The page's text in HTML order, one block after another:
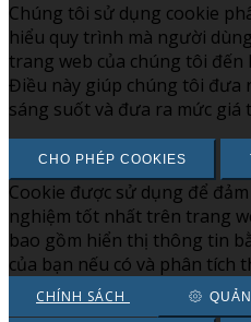
Chúng tôi sử dụng cookie
hiểu quy trình mà người
trang web của chúng tôi
Điều này giúp chúng tôi đưa
sáng suốt và đưa ra mức giá
CHO PHÉP COOKIES
Cookie được sử dụng để
nghiệm tốt nhất trên trang
bao gồm hiển thị thông tin
của bạn nếu có và phân tích
CHÍNH SÁCH